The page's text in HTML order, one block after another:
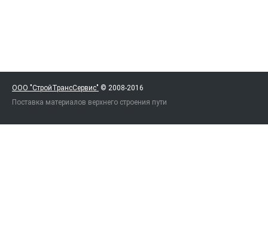
ООО "СтройТрансСервис" © 2008-2016
Поставка материалов верхнего строения пути